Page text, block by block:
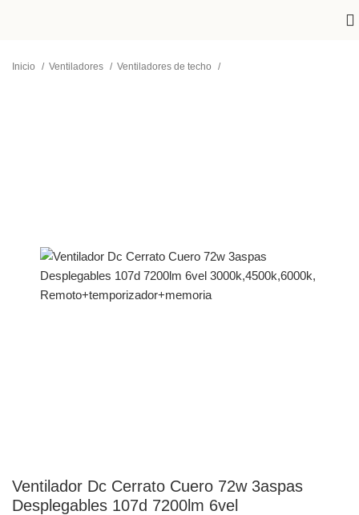
Inicio Ventiladores Ventiladores de techo
Ventilador Dc Cerrato Cuero 72w 3aspas
Desplegables 107d 7200lm 6vel